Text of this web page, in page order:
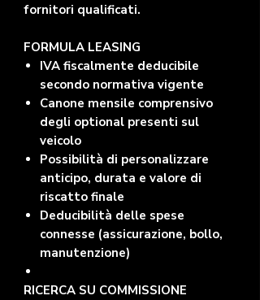
fornitori qualificati.
FORMULA LEASING
IVA fiscalmente deducibile
secondo normativa vigente
Canone mensile comprensivo
degli optional presenti sul
veicolo
Possibilità di personalizzare
anticipo, durata e valore di
riscatto finale
Deducibilità delle spese
connesse (assicurazione, bollo,
manutenzione)
RICERCA SU COMMISSIONE